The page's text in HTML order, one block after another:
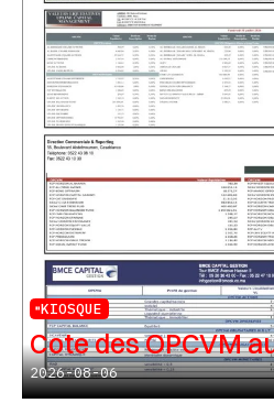
KIOSQUE
Cote des OPCVM
2026-08-06